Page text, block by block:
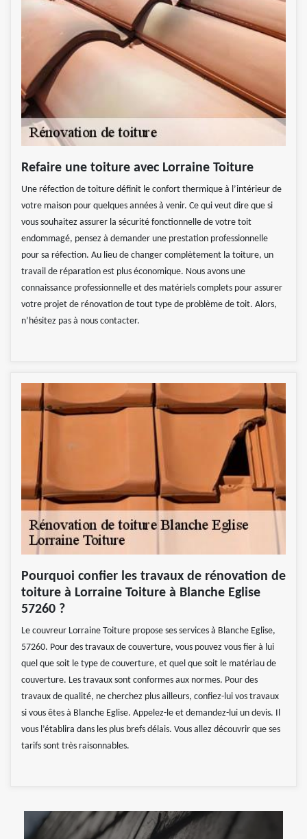
Refaire une toiture avec Lorraine Toiture
Une réfection de toiture définit le confort thermique à l’intérieur de
votre maison pour quelques années à venir. Ce qui veut dire que si
vous souhaitez assurer la sécurité fonctionnelle de votre toit
endommagé, pensez à demander une prestation professionnelle
pour sa réfection. Au lieu de changer complètement la toiture, un
travail de réparation est plus économique. Nous avons une
connaissance professionnelle et des matériels complets pour assurer
votre projet de rénovation de tout type de problème de toit. Alors,
n’hésitez pas à nous contacter.
Pourquoi confier les travaux de rénovation de
toiture à Lorraine Toiture à Blanche Eglise
57260 ?
Le couvreur Lorraine Toiture propose ses services à Blanche Eglise,
57260. Pour des travaux de couverture, vous pouvez vous fier à lui
quel que soit le type de couverture, et quel que soit le matériau de
couverture. Les travaux sont conformes aux normes. Pour des
travaux de qualité, ne cherchez plus ailleurs, confiez-lui vos travaux
si vous êtes à Blanche Eglise. Appelez-le et demandez-lui un devis. Il
vous l’établira dans les plus brefs délais. Vous allez découvrir que ses
tarifs sont très raisonnables.